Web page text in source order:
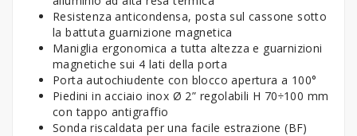
Resistenza anticondensa, posta sul cassone sotto
la battuta guarnizione magnetica
Maniglia ergonomica a tutta altezza e guarnizioni
magnetiche sui 4 lati della porta
Porta autochiudente con blocco apertura a 100°
Piedini in acciaio inox Ø 2” regolabili H 70÷100 mm
con tappo antigraffio
Sonda riscaldata per una facile estrazione (BF)